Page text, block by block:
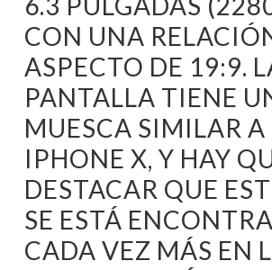
CON UNA
ASPECTO DE 19:9.
PANTALLA TIENE
MUESCA SIMILAR A
IPHONE X, Y HAY
DESTACAR QUE
SE ESTÁ
CADA VEZ MÁS EN